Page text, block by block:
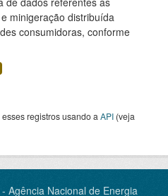
minigeração distribuída
consumidoras, conforme
registros usando a API (veja
Agência Nacional de Energia